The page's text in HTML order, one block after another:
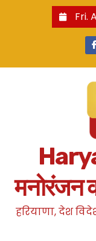
Fri.
मनोरंजन
हरियाणा, देश